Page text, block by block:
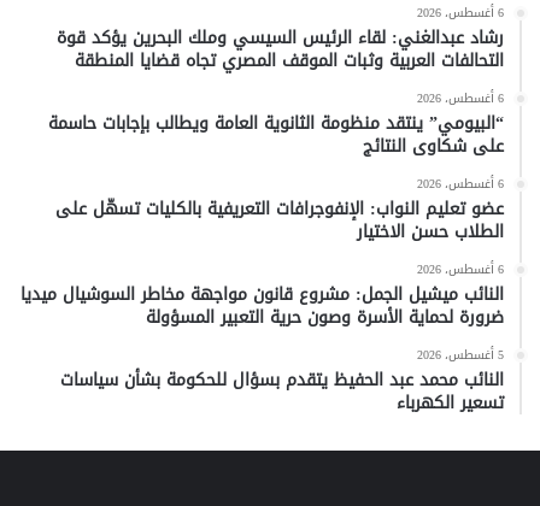
6 أغسطس، 2026
رشاد عبدالغني: لقاء الرئيس السيسي وملك البحرين يؤكد قوة
التحالفات العربية وثبات الموقف المصري تجاه قضايا المنطقة
6 أغسطس، 2026
“البيومي” ينتقد منظومة الثانوية العامة ويطالب بإجابات حاسمة
على شكاوى النتائج
6 أغسطس، 2026
عضو تعليم النواب: الإنفوجرافات التعريفية بالكليات تسهّل على
الطلاب حسن الاختيار
6 أغسطس، 2026
النائب ميشيل الجمل: مشروع قانون مواجهة مخاطر السوشيال ميديا
ضرورة لحماية الأسرة وصون حرية التعبير المسؤولة
5 أغسطس، 2026
النائب محمد عبد الحفيظ يتقدم بسؤال للحكومة بشأن سياسات
تسعير الكهرباء